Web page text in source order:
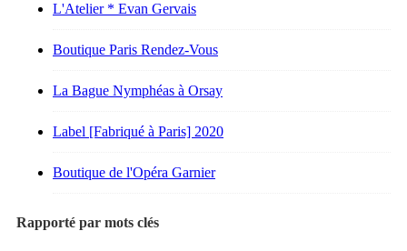
L'Atelier * Evan Gervais
Boutique Paris Rendez-Vous
La Bague Nymphéas à Orsay
Label [Fabriqué à Paris] 2020
Boutique de l'Opéra Garnier
Rapporté par mots clés